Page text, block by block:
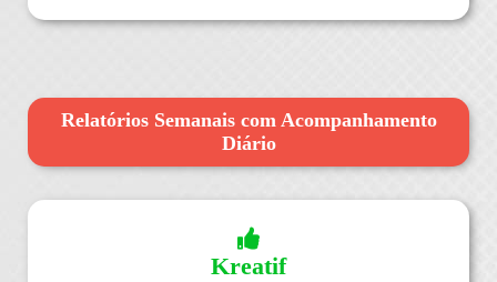
Relatórios Semanais com Acompanhamento
Diário
Kreatif